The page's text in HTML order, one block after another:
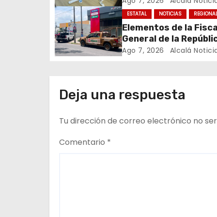
e
n
t
a
d
a
ESTATAL NOTICIAS
Elementos de la
General de la
realizaron un
al norte de la ciudad
Ago 7, 2026 Alcalá
Deja una respuesta
Tu dirección de correo electrónico no
Comentario *